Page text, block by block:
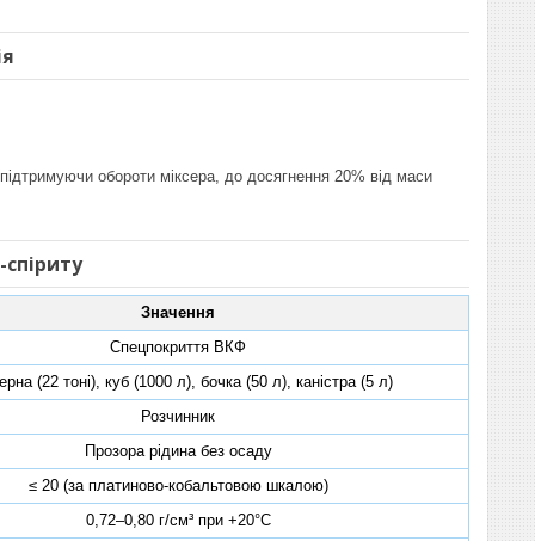
обороти міксера, до досягнення 20% від маси
Значення
Спецпокриття ВКФ
(22 тоні), куб (1000 л), бочка (50 л), каністра (5 л)
Розчинник
Прозора рідина без осаду
≤ 20 (за платиново-кобальтовою шкалою)
0,72–0,80 г/см³ при +20°C